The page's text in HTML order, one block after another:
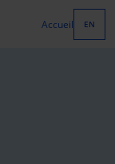
Accueil EN